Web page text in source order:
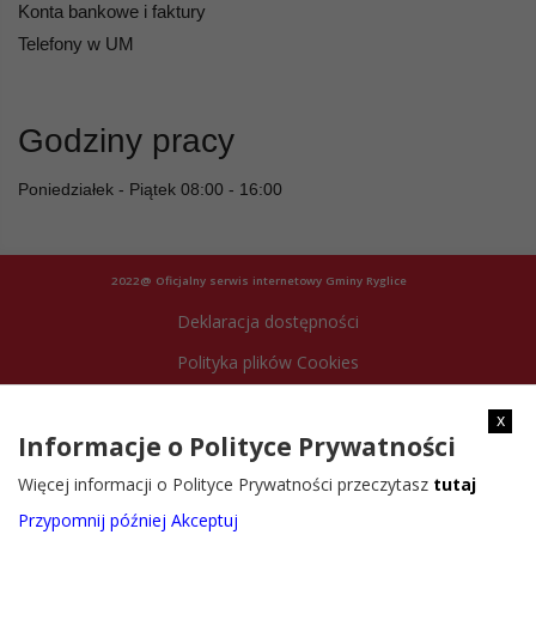
Konta bankowe i faktury
Telefony w UM
Godziny pracy
Poniedziałek - Piątek 08:00 - 16:00
2022@ Oficjalny serwis internetowy Gminy Ryglice
Deklaracja dostępności
Polityka plików Cookies
x
Informacje o Polityce Prywatności
Więcej informacji o Polityce Prywatności przeczytasz tutaj
Przypomnij później Akceptuj